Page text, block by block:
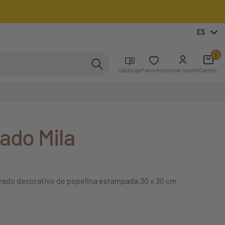
ES
CatálogoFavoritosIniciar sesiónCarrito
0
Mila
decorativo de popelina estampada.30 x 30 cm